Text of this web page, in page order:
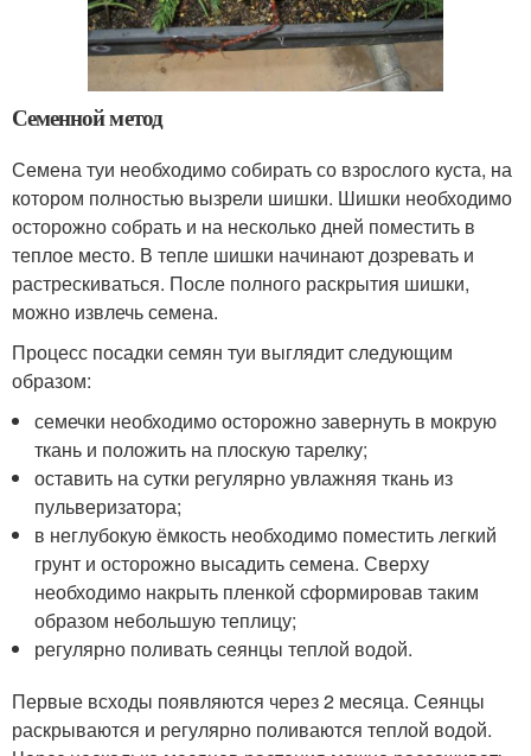
Семенной метод
Семена туи необходимо собирать со взрослого куста, на
котором полностью вызрели шишки. Шишки необходимо
осторожно собрать и на несколько дней поместить в
теплое место. В тепле шишки начинают дозревать и
растрескиваться. После полного раскрытия шишки,
можно извлечь семена.
Процесс посадки семян туи выглядит следующим
образом:
семечки необходимо осторожно завернуть в мокрую
ткань и положить на плоскую тарелку;
оставить на сутки регулярно увлажняя ткань из
пульверизатора;
в неглубокую ёмкость необходимо поместить легкий
грунт и осторожно высадить семена. Сверху
необходимо накрыть пленкой сформировав таким
образом небольшую теплицу;
регулярно поливать сеянцы теплой водой.
Первые всходы появляются через 2 месяца. Сеянцы
раскрываются и регулярно поливаются теплой водой.